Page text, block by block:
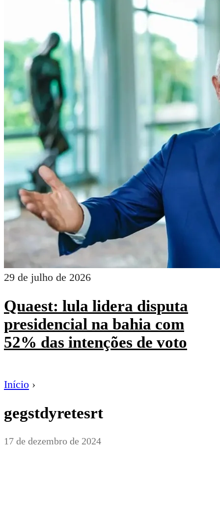
29 de julho de 2026
Quaest: lula lidera disputa
presidencial na bahia com
52% das intenções de voto
Início ›
gegstdyretesrt
17 de dezembro de 2024